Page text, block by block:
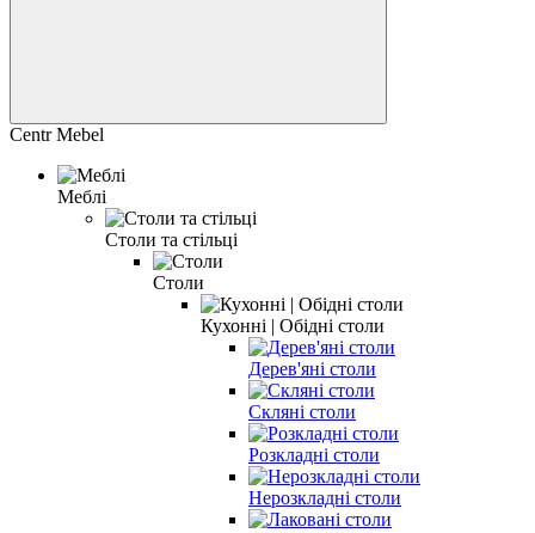
Centr Mebel
Меблі
Столи та стільці
Столи
Кухонні | Обідні столи
Дерев'яні столи
Скляні столи
Розкладні столи
Нерозкладні столи